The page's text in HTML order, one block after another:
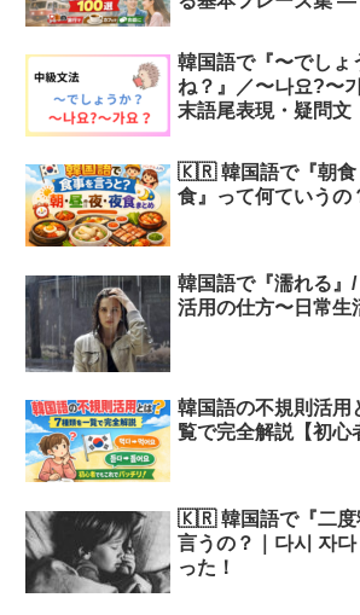
韓国語で『〜でしょ
ね？』／〜나요?〜
末語尾表現・疑問文
🇰🇷 韓国語で『朝食
食』って何ていうの
韓国語で『濡れる』
活用の仕方〜日常生
韓国語の不規則活用
覧で完全解説【初心
🇰🇷 韓国語で『二度
言うの？｜다시 자
った！